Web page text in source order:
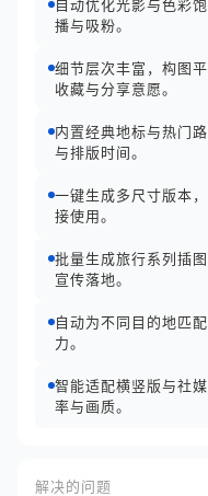
自动优化光影与色彩
播与吸粉。
细节层次丰富，构图
收藏与分享意愿。
内置经典地标与热门
与排版时间。
一键生成多尺寸版本
接使用。
批量生成旅行系列插
宣传落地。
自动为不同目的地匹
力。
智能适配横竖版与社
率与画质。
解决的问题